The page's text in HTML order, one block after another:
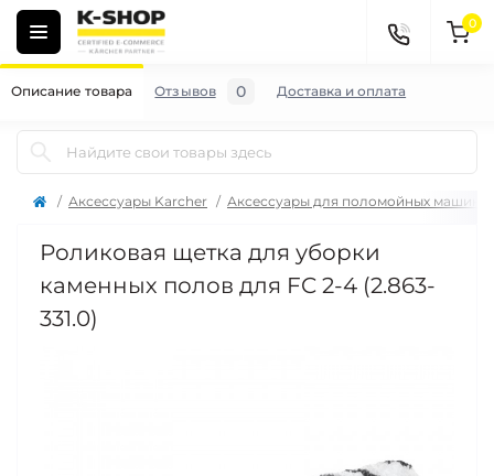
0
Аксессуары Karcher Аксессуары для поломойных машин
Роликовая щетка для уборки
каменных полов для FC 2-4 (2.863-
331.0)
Описание товара Отзывов 0 Доставка и оплата